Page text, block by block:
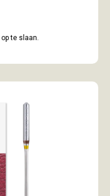
te slaan.